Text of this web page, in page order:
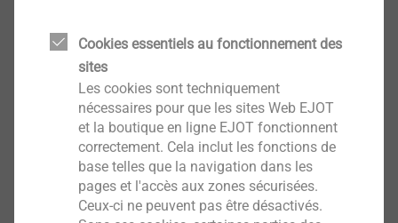
produits, PDF des dessins techniques de nos
produits DELTA PT®, SHEETtracs® et ALtracs®
Plus. En outre, CAD & more vous offre la
possibilité de créer une simulation numérique
d'un assemblage ou de vérifier leur faisabilité
avec les "APPLICATION CHECKs".
Cookies essentiels au fonctionnement des
sites
Les cookies sont techniquement
nécessaires pour que les sites Web EJOT
et la boutique en ligne EJOT fonctionnent
correctement. Cela inclut les fonctions de
base telles que la navigation dans les
pages et l'accès aux zones sécurisées.
Ceux-ci ne peuvent pas être désactivés.